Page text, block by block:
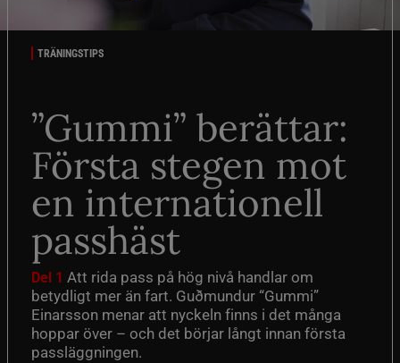
TRÄNINGSTIPS
”Gummi” berättar:
Första stegen mot
en internationell
passhäst
Del 1 Att rida pass på hög nivå handlar om
betydligt mer än fart. Guðmundur “Gummi”
Einarsson menar att nyckeln finns i det många
hoppar över – och det börjar långt innan första
passläggningen.